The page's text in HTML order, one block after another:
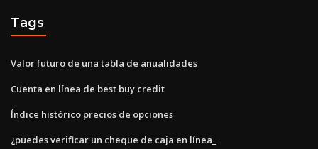
Tags
Valor futuro de una tabla de anualidades
Cuenta en línea de best buy credit
Índice histórico precios de opciones
¿puedes verificar un cheque de caja en línea_